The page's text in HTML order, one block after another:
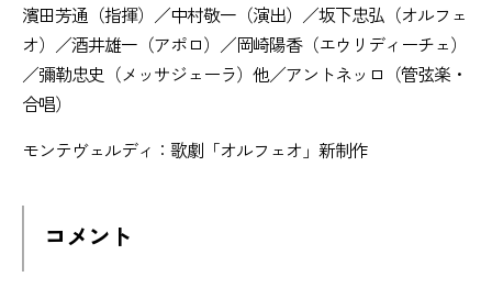
濱田芳通（指揮）／中村敬一（演出）／坂下忠弘（オルフェ
オ）／酒井雄一（アポロ）／岡崎陽香（エウリディーチェ）
／彌勒忠史（メッサジェーラ）他／アントネッロ（管弦楽・
合唱）
モンテヴェルディ：歌劇「オルフェオ」新制作
コメント